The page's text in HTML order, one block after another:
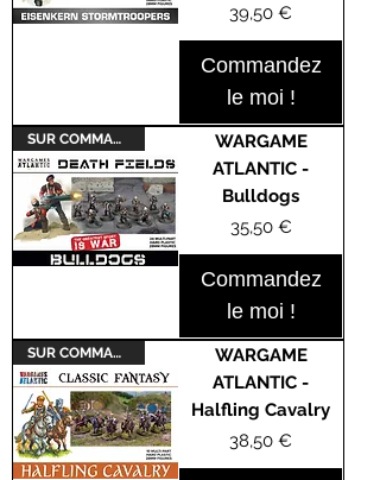
Prix
39,50 €
Commandez
le moi !
SUR COMMANDE
WARGAME
ATLANTIC -
Bulldogs
Prix
35,50 €
Commandez
le moi !
SUR COMMANDE
WARGAME
ATLANTIC -
Halfling Cavalry
Prix
38,50 €